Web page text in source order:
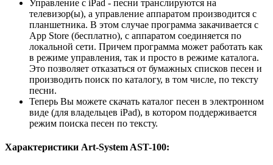
Управление с iPad - песни транслируются на
телевизор(ы), а управление аппаратом производится с
планшетника. В этом случае программа закачивается с
App Store (бесплатно), с аппаратом соединяется по
локальной сети. Причем программа может работать как
в режиме управления, так и просто в режиме каталога.
Это позволяет отказаться от бумажных списков песен и
производить поиск по каталогу, в том числе, по тексту
песни.
Теперь Вы можете скачать каталог песен в электронном
виде (для владельцев iPad), в котором поддерживается
режим поиска песен по тексту.
Характеристики Art-System AST-100: